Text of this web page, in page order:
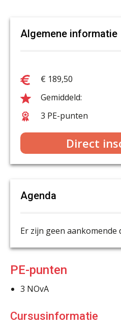
Algemene informatie
€ 189,50
3 PE-punten
Direct
Agenda
Er zijn geen aankomende
PE-punten
3 NOvA
Cursusinformatie